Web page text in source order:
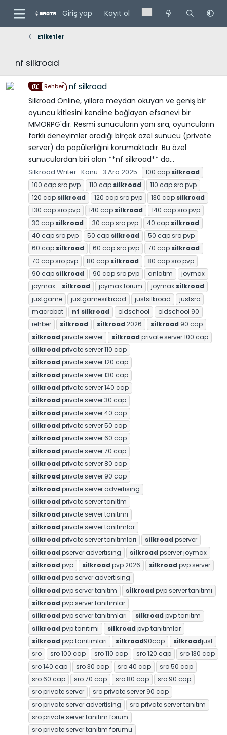
Giriş yap Kayıt ol
Etiketler
nf silkroad
Rehber nf silkroad
Silkroad Online, yıllara meydan okuyan ve geniş bir
oyuncu kitlesini kendine bağlayan efsanevi bir
MMORPG'dir. Resmi sunucuların yanı sıra, oyuncuların
farklı deneyimler aradığı birçok özel sunucu (private
server) da popülerliğini korumaktadır. Bu özel
sunuculardan biri olan **nf silkroad** da...
Silkroad Writer Konu 3 Ara 2025 100 cap silkroad
100 cap sro pvp
110 cap silkroad
110 cap sro pvp
120 cap silkroad 120 cap sro pvp 130 cap silkroad
130 cap sro pvp
140 cap silkroad
140 cap sro pvp
30 cap silkroad 30 cap sro pvp 40 cap silkroad
40 cap sro pvp
50 cap silkroad
50 cap sro pvp
60 cap silkroad 60 cap sro pvp 70 cap silkroad
70 cap sro pvp
80 cap silkroad
80 cap sro pvp
90 cap silkroad 90 cap sro pvp anlatım
joymax
joymax - silkroad joymax forum joymax silkroad
justgame
justgamesilkroad justsilkroad
justsro
macrobot
nf silkroad oldschool
oldschool 90
rehber
silkroad silkroad 2026 silkroad 90 cap
silkroad private server silkroad private server 100 cap
silkroad private server 110 cap
silkroad private server 120 cap
silkroad private server 130 cap
silkroad private server 140 cap
silkroad private server 30 cap
silkroad private server 40 cap
silkroad private server 50 cap
silkroad private server 60 cap
silkroad private server 70 cap
silkroad private server 80 cap
silkroad private server 90 cap
silkroad private server advertising
silkroad private server tanitim
silkroad private server tanıtımı
silkroad private server tanıtımlar
silkroad private server tanıtımları silkroad pserver
silkroad pserver advertising silkroad pserver joymax
silkroad pvp silkroad pvp 2026 silkroad pvp server
silkroad pvp server advertising
silkroad pvp server tanıtım silkroad pvp server tanıtımı
silkroad pvp server tanıtımlar
silkroad pvp server tanıtımları silkroad pvp tanıtım
silkroad pvp tanıtımı silkroad pvp tanıtımlar
silkroad pvp tanıtımları silkroad90cap silkroadjust
sro
sro 100 cap sro 110 cap sro 120 cap
sro 130 cap
sro 140 cap
sro 30 cap sro 40 cap
sro 50 cap
sro 60 cap
sro 70 cap sro 80 cap
sro 90 cap
sro private server
sro private server 90 cap
sro private server advertising
sro private server tanıtım
sro private server tanıtım forum
sro private server tanıtım forumu